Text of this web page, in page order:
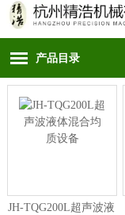
产品目录
JH-TQG200L超声波液